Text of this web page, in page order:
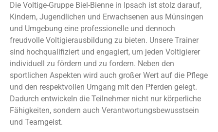
Die Voltige-Gruppe Biel-Bienne in Ipsach ist stolz darauf,
Kindern, Jugendlichen und Erwachsenen aus Münsingen
und Umgebung eine professionelle und dennoch
freudvolle Voltigierausbildung zu bieten. Unsere Trainer
sind hochqualifiziert und engagiert, um jeden Voltigierer
individuell zu fördern und zu fordern. Neben den
sportlichen Aspekten wird auch großer Wert auf die Pflege
und den respektvollen Umgang mit den Pferden gelegt.
Dadurch entwickeln die Teilnehmer nicht nur körperliche
Fähigkeiten, sondern auch Verantwortungsbewusstsein
und Teamgeist.